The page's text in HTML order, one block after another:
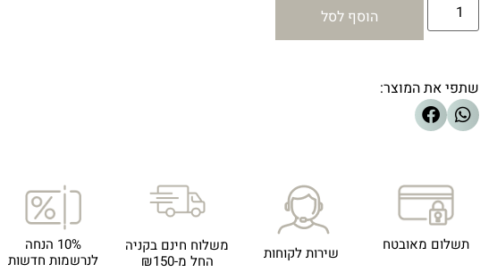
הוסף לסל
שתפי את המוצר:
תשלום מאובטח שירות לקוחות
משלוח חינם בקניה
החל מ-₪150
10% הנחה
לנרשמות חדשות